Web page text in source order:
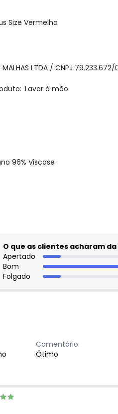
Size Vermelho
LTDA / CNPJ
.Lavar à mão.
96% Viscose
O que as clientes acharam
Apertado
Bom
Folgado
Comentário:
Ótimo